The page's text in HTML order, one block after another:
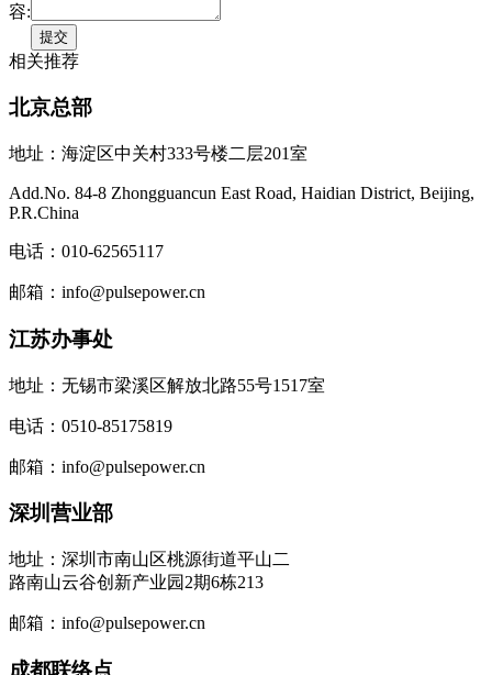
容:
相关推荐
北京总部
地址：海淀区中关村333号楼二层201室
Add.No. 84-8 Zhongguancun East Road, Haidian District, Beijing,
P.R.China
电话：010-62565117
邮箱：info@pulsepower.cn
江苏办事处
地址：无锡市梁溪区解放北路55号1517室
电话：0510-85175819
邮箱：info@pulsepower.cn
深圳营业部
地址：深圳市南山区桃源街道平山二
路南山云谷创新产业园2期6栋213
邮箱：info@pulsepower.cn
成都联络点